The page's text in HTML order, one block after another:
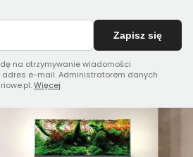
Zapisz się
na otrzymywanie wiadomości
e-mail. Administratorem danych
Więcej